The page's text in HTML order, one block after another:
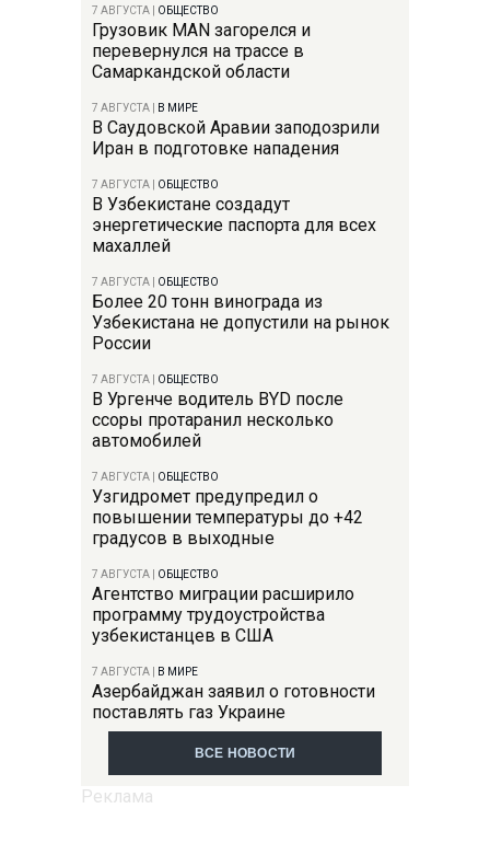
7 АВГУСТА ОБЩЕСТВО
Грузовик MAN загорелся и
перевернулся на трассе в
Самаркандской области
7 АВГУСТА В МИРЕ
В Саудовской Аравии заподозрили
Иран в подготовке нападения
7 АВГУСТА ОБЩЕСТВО
В Узбекистане создадут
энергетические паспорта для всех
махаллей
7 АВГУСТА ОБЩЕСТВО
Более 20 тонн винограда из
Узбекистана не допустили на рынок
России
7 АВГУСТА ОБЩЕСТВО
В Ургенче водитель BYD после
ссоры протаранил несколько
автомобилей
7 АВГУСТА ОБЩЕСТВО
Узгидромет предупредил о
повышении температуры до +42
градусов в выходные
7 АВГУСТА ОБЩЕСТВО
Агентство миграции расширило
программу трудоустройства
узбекистанцев в США
7 АВГУСТА В МИРЕ
Азербайджан заявил о готовности
поставлять газ Украине
ВСЕ НОВОСТИ